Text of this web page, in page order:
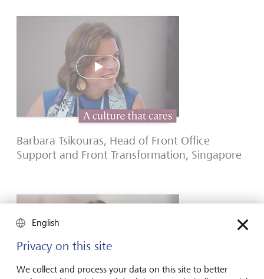
Play
Barbara Tsikouras, Head of Front Office
Support and Front Transformation, Singapore
English
Privacy on this site
We collect and process your data on this site to better